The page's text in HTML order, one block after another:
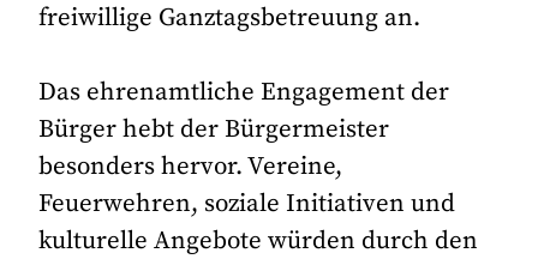
freiwillige Ganztagsbetreuung an.
Das ehrenamtliche Engagement der
Bürger hebt der Bürgermeister
besonders hervor. Vereine,
Feuerwehren, soziale Initiativen und
kulturelle Angebote würden durch den